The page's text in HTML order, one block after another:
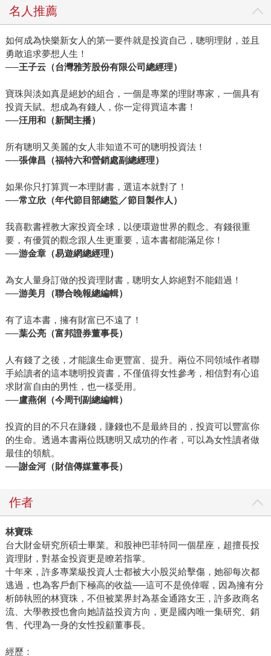
淡如最近三個月看了哪些書，她說「少說也有一百本書。」
受訪當天她隨身帶了三本書，都是當天想閱讀的書，分別是
《敗犬的遠犬》（麥田）、《窮得有品味》（商周出版）及
《在漫長的旅途中》（先覺）。吳淡如說，原以為《窮得有
品味》一書，可能不是很有內容的書，一看內容發現是介紹
得其樂；看別人追逐名牌，那早就是家裏的日常用品而不以
為然，重點談論人活著不論貧窮或富裕，重要的是態度問
富人、要人的專利，現在則是不被需要的人才需要有手機，
有錢有權有勢的人說失聯就失聯，不是嗎？ 《在漫長的旅途
用全部人生賭幾幅撼人的攝影作品，不問意義而求仁得仁的
過程，此書讓吳淡如覺得感動，她說一直崇拜為了堅持某一
件事，而一生不後悔的人。 《敗犬的遠犬》則是有趣的書，
提及單身未婚者的立場，猶如戰敗的狗，作者的立場不無社
會壓力但並非不快樂，承認輸了反而比較舒服，人無忮無求
書，吳淡如覺得書名很重要，讓人有好奇心想一睹為快，也
是暢銷一因。 寫作三十餘年，出書也有二十年了，閱讀時間
在閱讀上，吳淡如自認是實踐派的讀者。 對閱讀她有天真的
一面，像因為看了海明威寫的《流動的饗宴》（九歌）屝頁
中所言「如果你夠幸運，在年輕時待過巴黎，那麼巴黎將永
遠跟隨著你，因為巴黎是一座流動的饗宴。」而受了感動，
吳淡如真的去了巴黎，也留下不錯的回憶；或者像看了《哈
利波特》（皇冠）作者J.K.羅琳寫了當年失婚時帶小孩到咖啡
坐在羅琳坐過的座位上，感想則是「大丈夫當如是也！」吳
淡如深信人在貧窮時，反而有無窮的想像力和爆發力，可以
超乎自己預期的精采演出。 另外，吳淡如說張愛玲影響自己
生緣》（皇冠）中的故事一樣。另像作者安德烈．科斯特蘭
白》（商智文化）也讓她深受影響，不單是有關人生見解部
分，吳淡如也曾經嘗試用作者的方法投資股票，的確也賺到
錢；看了潛水攝影的書而學潛水；看旅遊的書，她也會實際
體驗心得；看奧修的書，她實際利用三年的過年期間到印度
體驗修行，對此她說自己不是光說不練的讀者，對人生更
是，她深信由實踐中可以展現出無法預期的力量。 對未來，
人或有許許多多的不確定性，但吳淡如可以肯定，天天閱
名人推薦
如何成為快樂新女人的第一要件就是投資自己，聰明理財，並且
勇敢追求夢想人生！
──王子云（台灣雅芳股份有限公司總經理）
寶珠與淡如真是絕妙的組合，一個是專業的理財專家，一個具有
投資天賦。想成為有錢人，你一定得買這本書！
──汪用和（新聞主播）
所有聰明又美麗的女人非知道不可的聰明投資法！
──張偉昌（福特六和營銷處副總經理）
如果你只打算買一本理財書，選這本就對了！
──常立欣（年代節目部總監／節目製作人）
我喜歡書裡教大家投資全球，以便環遊世界的觀念。有錢很重
要，有優質的觀念跟人生更重要，這本書都能滿足你！
──游金章（易遊網總經理）
為女人量身訂做的投資理財書，聰明女人妳絕對不能錯過！
──游美月（聯合晚報總編輯）
有了這本書，擁有財富已不遠了！
──葉公亮（富邦證券董事長）
人有錢了之後，才能讓生命更豐富、提升。兩位不同領域作者聯
手給讀者的這本聰明投資書，不僅值得女性參考，相信對有心追
求財富自由的男性，也一樣受用。
──盧燕俐（今周刊副總編輯）
投資的目的不只在賺錢，賺錢也不是最終目的，投資可以豐富你
的生命。透過本書兩位既聰明又成功的作者，可以為女性讀者做
最佳的領航。
──謝金河（財信傳媒董事長）
作者
林寶珠
台大財金研究所碩士畢業。和股神巴菲特同一個星座，超擅長投
資理財，對基金投資更是瞭若指掌。
十年來，許多專業級投資人士都被大小股災給擊傷，她卻每次都
逃過，也為客戶創下極高的收益──這可不是僥倖喔，因為擁有分
析師執照的林寶珠，不但被業界封為基金通路女王，許多政商名
流、大學教授也會向她請益投資方向，更是國內唯一集研究、銷
售、代理為一身的女性投顧董事長。
經歷：